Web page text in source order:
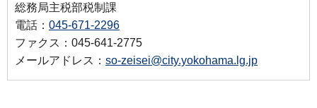
総務局主税部税制課
電話： 045-671-2296
ファクス：045-641-2775
メールアドレス： so-zeisei@city.yokohama.lg.jp